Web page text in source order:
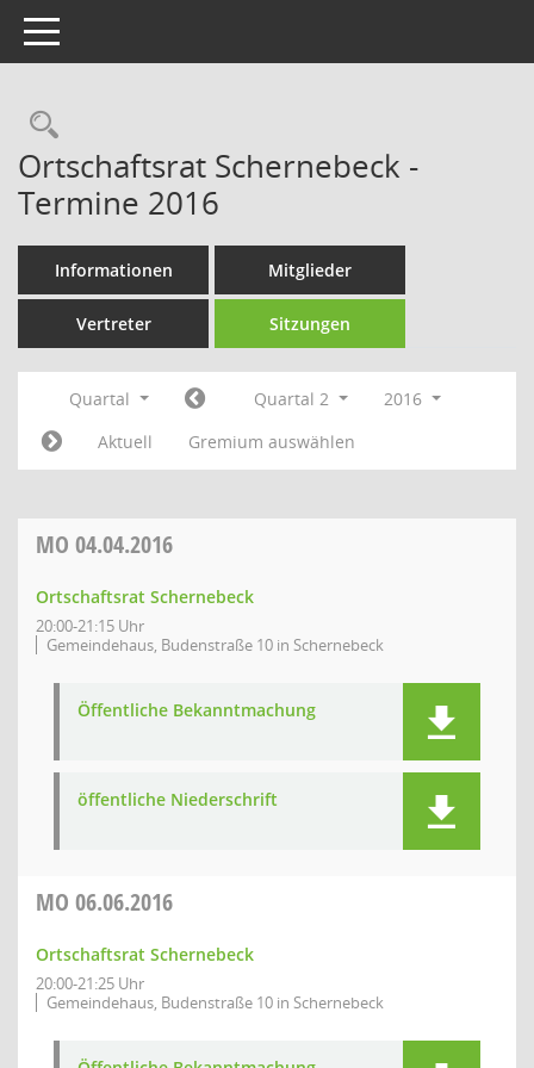
Toggle navigation
Rechercheauswahl
Ortschaftsrat Schernebeck -
Termine 2016
Informationen Mitglieder
Vertreter Sitzungen
Quartal Quartal 2
2016
Aktuell
Gremium auswählen
MO 04.04.2016
Ortschaftsrat Schernebeck
20:00-21:15 Uhr
Gemeindehaus, Budenstraße 10 in Schernebeck
Öffentliche Bekanntmachung
öffentliche Niederschrift
MO 06.06.2016
Ortschaftsrat Schernebeck
20:00-21:25 Uhr
Gemeindehaus, Budenstraße 10 in Schernebeck